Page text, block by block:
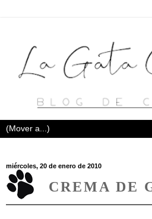
miércoles, 20 de enero de 2010
CREMA DE